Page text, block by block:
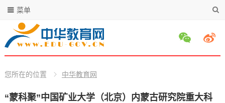
菜单
您所在的位置 中华教育网
“蒙科聚”中国矿业大学（北京）内蒙古研究院重大科